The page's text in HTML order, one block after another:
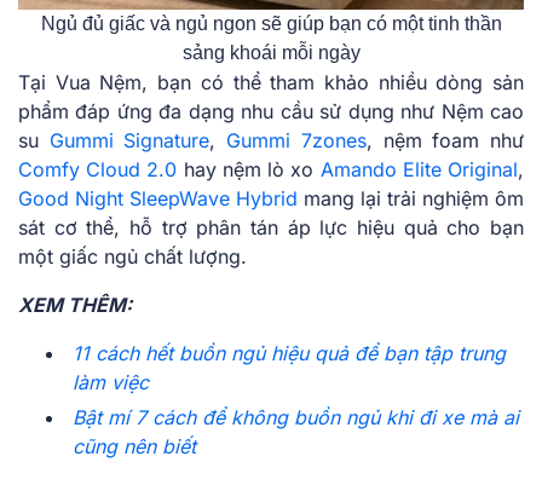
Ngủ đủ giấc và ngủ ngon sẽ giúp bạn có một tinh thần
sảng khoái mỗi ngày
Tại Vua Nệm, bạn có thể tham khảo nhiều dòng sản
phẩm đáp ứng đa dạng nhu cầu sử dụng như Nệm cao
su Gummi Signature, Gummi 7zones, nệm foam như
Comfy Cloud 2.0 hay nệm lò xo Amando Elite Original,
Good Night SleepWave Hybrid mang lại trải nghiệm ôm
sát cơ thể, hỗ trợ phân tán áp lực hiệu quả cho bạn
một giấc ngủ chất lượng.
XEM THÊM:
11 cách hết buồn ngủ hiệu quả để bạn tập trung
làm việc
Bật mí 7 cách để không buồn ngủ khi đi xe mà ai
cũng nên biết